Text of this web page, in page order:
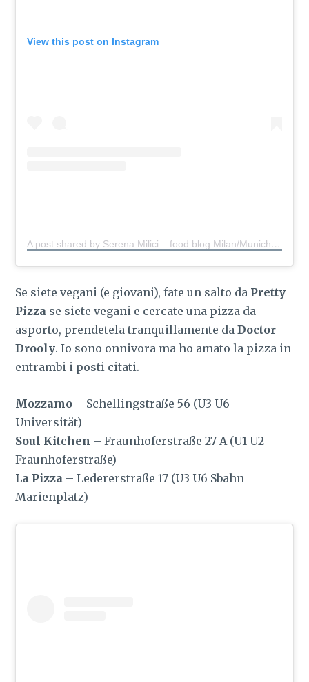
View this post on Instagram
A post shared by Serena Milici – food blog Milan/Munich
Se siete vegani (e giovani), fate un salto da Pretty
Pizza se siete vegani e cercate una pizza da
asporto, prendetela tranquillamente daDoctor
Drooly. Io sono onnivora ma ho amato la pizza in
entrambi i posti citati.
Mozzamo – Schellingstraße 56 (U3 U6
Universität)
Soul Kitchen – Fraunhoferstraße 27 A (U1 U2
Fraunhoferstraße)
La Pizza – Ledererstraße 17 (U3 U6 Sbahn
Marienplatz)